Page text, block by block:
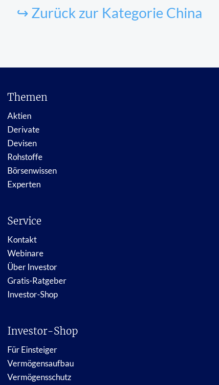
↪ Zurück zur Kategorie China
Themen
Aktien
Derivate
Devisen
Rohstoffe
Börsenwissen
Experten
Service
Kontakt
Webinare
Über Investor
Gratis-Ratgeber
Investor-Shop
Investor-Shop
Für Einsteiger
Vermögensaufbau
Vermögensschutz